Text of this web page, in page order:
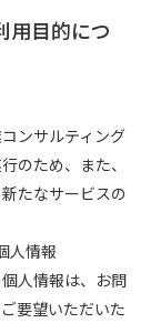
用目的につ
ンサルティング
のため、また、
たなサービスの
人情報
人情報は、お問
要望いただいた